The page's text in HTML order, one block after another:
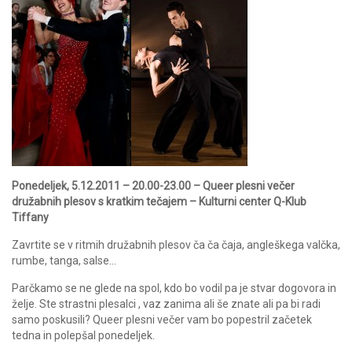
Ponedeljek, 5.12.2011 – 20.00-23.00 – Queer plesni večer
družabnih plesov s kratkim tečajem – Kulturni center Q-Klub
Tiffany
Zavrtite se v ritmih družabnih plesov ča ča čaja, angleškega valčka,
rumbe, tanga, salse…
Parčkamo se ne glede na spol, kdo bo vodil pa je stvar dogovora in
želje. Ste strastni plesalci , vaz zanima ali še znate ali pa bi radi
samo poskusili? Queer plesni večer vam bo popestril začetek
tedna in polepšal ponedeljek.